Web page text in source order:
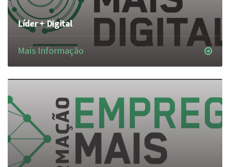
Líder + Digital
Mais Informação